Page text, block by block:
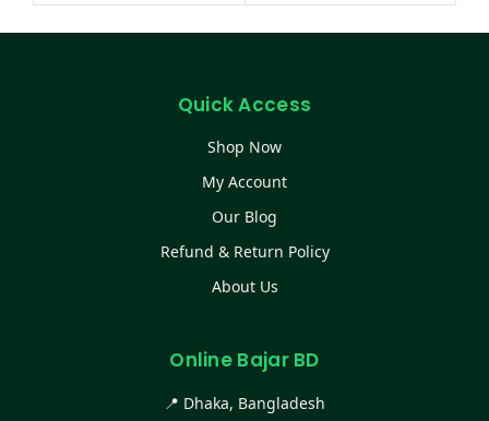
Quick Access
Shop Now
My Account
Our Blog
Refund & Return Policy
About Us
Online Bajar BD
📍 Dhaka, Bangladesh